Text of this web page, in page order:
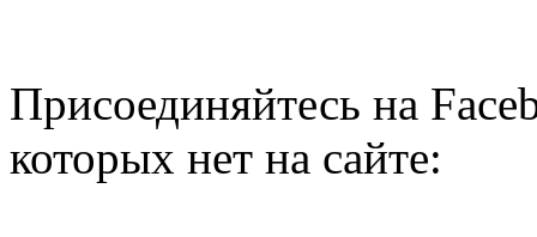
Присоединяйтесь на
которых нет на сайте: